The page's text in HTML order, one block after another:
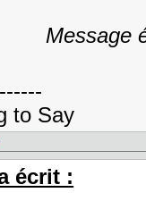
Message
to Say
écrit :